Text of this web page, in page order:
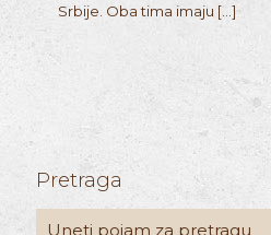
Srbije. Oba tima imaju […]
Pretraga